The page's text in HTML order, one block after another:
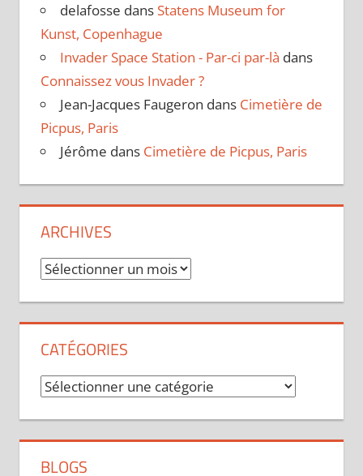
delafosse dans Statens Museum for
Kunst, Copenhague
Invader Space Station - Par-ci par-là dans
Connaissez vous Invader ?
Jean-Jacques Faugeron dans Cimetière de
Picpus, Paris
Jérôme dans Cimetière de Picpus, Paris
ARCHIVES
Archives
CATÉGORIES
Catégories
BLOGS